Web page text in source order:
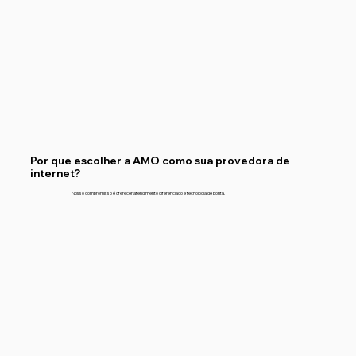
Por que escolher a AMO como sua provedora de
internet?
Nosso compromisso é oferecer atendimento diferenciado e tecnologia de ponta.